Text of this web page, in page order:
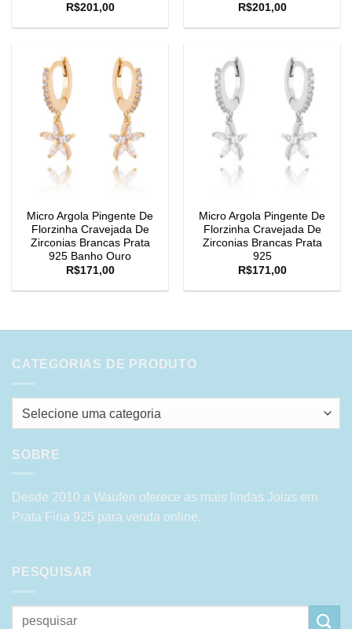
R$201,00
R$201,00
Micro Argola Pingente De
Florzinha Cravejada De
Zirconias Brancas Prata
925 Banho Ouro
R$171,00
Micro Argola Pingente De
Florzinha Cravejada De
Zirconias Brancas Prata
925
R$171,00
CATEGORIAS DE PRODUTO
Selecione uma categoria
SOBRE
Desde 2010 a Waufen oferece as mais lindas Joias em
Prata Fina 925 para venda online.
PESQUISAR
Pesquisar